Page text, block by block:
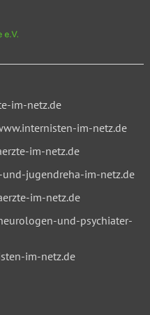
im-netz.de
im-netz.de
im-netz.de
jugendreha-im-netz.de
im-netz.de
und-psychiater-
im-netz.de